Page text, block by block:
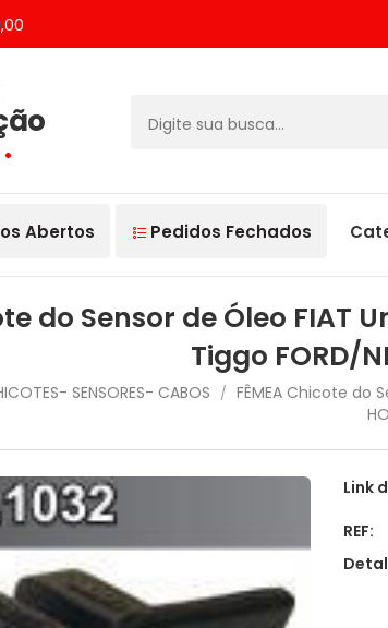
.
Abertos Pedidos Fechados
do Sensor de Óleo
Tiggo FORD/
SENSORES- CABOS / FÊMEA Chicote do
Link
REF: